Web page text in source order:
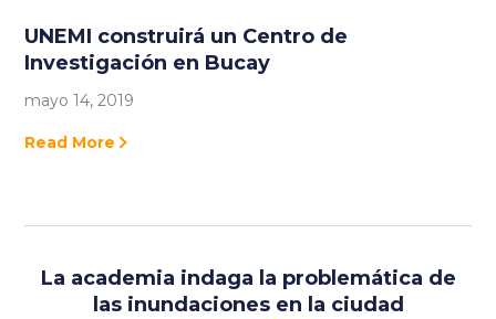
UNEMI construirá un Centro de
Investigación en Bucay
mayo 14, 2019
Read More
La academia indaga la problemática de
las inundaciones en la ciudad